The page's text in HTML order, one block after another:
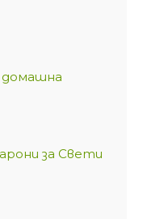
домашна
за Свети